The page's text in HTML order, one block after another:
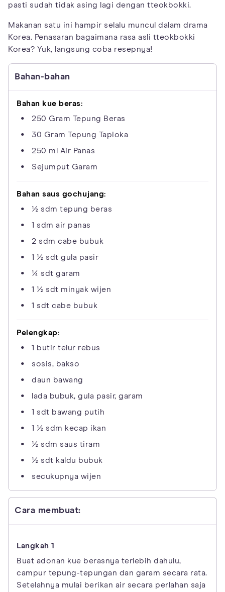
pasti sudah tidak asing lagi dengan tteokbokki.
Makanan satu ini hampir selalu muncul dalam drama
Korea. Penasaran bagaimana rasa asli tteokbokki
Korea? Yuk, langsung coba resepnya!
Bahan-bahan
Bahan kue beras:
250 Gram Tepung Beras
30 Gram Tepung Tapioka
250 ml Air Panas
Sejumput Garam
Bahan saus gochujang:
½ sdm tepung beras
1 sdm air panas
2 sdm cabe bubuk
1 ½ sdt gula pasir
¼ sdt garam
1 ½ sdt minyak wijen
1 sdt cabe bubuk
Pelengkap:
1 butir telur rebus
sosis, bakso
daun bawang
lada bubuk, gula pasir, garam
1 sdt bawang putih
1 ½ sdm kecap ikan
½ sdm saus tiram
½ sdt kaldu bubuk
secukupnya wijen
Cara membuat:
Buat adonan kue berasnya terlebih dahulu,
campur tepung-tepungan dan garam secara rata.
Setelahnya mulai berikan air secara perlahan saja